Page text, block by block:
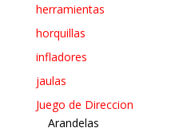
herramientas
horquillas
infladores
jaulas
Juego de Direccion
Arandelas